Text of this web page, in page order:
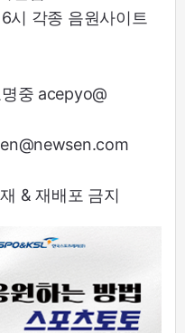
시 각종 음원사이트
중 acepyo@
& 재배포 금지